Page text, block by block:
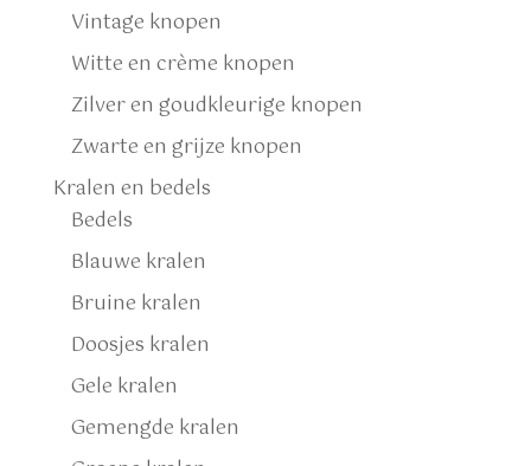
Vintage knopen
Witte en crème knopen
Zilver en goudkleurige knopen
Zwarte en grijze knopen
Kralen en bedels
Bedels
Blauwe kralen
Bruine kralen
Doosjes kralen
Gele kralen
Gemengde kralen